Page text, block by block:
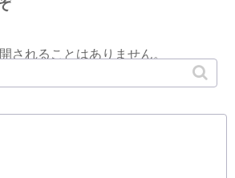
されることはありません。